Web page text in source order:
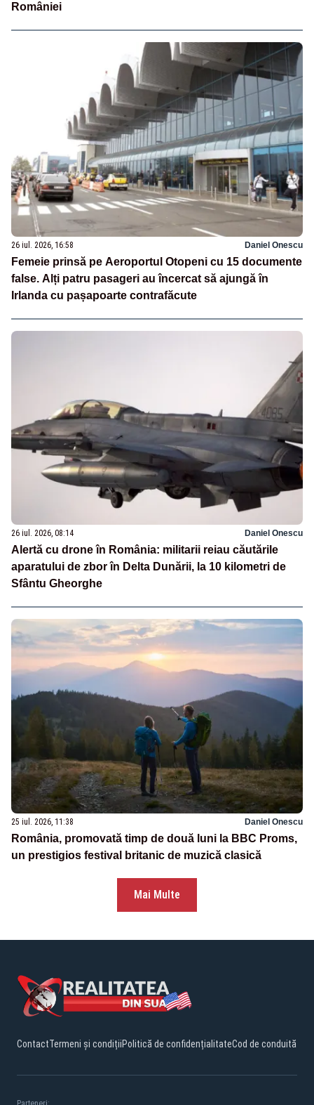
României
26 iul. 2026, 16:58 Daniel Onescu
Femeie prinsă pe Aeroportul Otopeni cu 15 documente
false. Alți patru pasageri au încercat să ajungă în
Irlanda cu pașapoarte contrafăcute
26 iul. 2026, 08:14 Daniel Onescu
Alertă cu drone în România: militarii reiau căutările
aparatului de zbor în Delta Dunării, la 10 kilometri de
Sfântu Gheorghe
25 iul. 2026, 11:38 Daniel Onescu
România, promovată timp de două luni la BBC Proms,
un prestigios festival britanic de muzică clasică
Mai Multe
ContactTermeni și condițiiPolitică de confidențialitateCod de conduită